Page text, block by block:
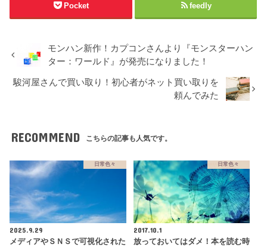
Pocket feedly
モンハン新作！カプコンさんより『モンスターハン
ター：ワールド』が発売になりました！
駿河屋さんで買い取り！初心者がネット買い取りを
頼んでみた
RECOMMEND こちらの記事も人気です。
日常色々
2025.9.29
メディアやＳＮＳで可視化された
日常色々
2017.10.1
放っておいてはダメ！本を読む時